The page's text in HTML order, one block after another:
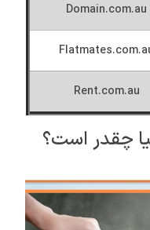
Domain.com.au
Rent.com.au
چقدر است؟